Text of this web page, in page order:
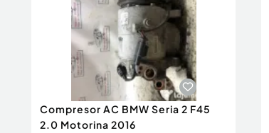
Compresor AC BMW Seria 2 F45
2.0 Motorina 2016